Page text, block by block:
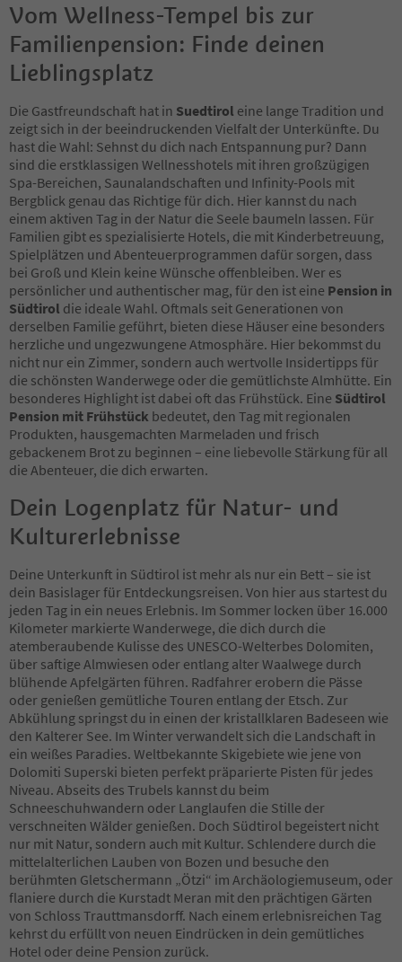
30
31
32
33
34
35
36
37
38
39
40
41
42
43
44
45
46
47
48
49
50
51
52
53
54
55
56
57
58
59
60
61
62
63
64
65
66
67
68
69
70
71
72
73
74
75
76
77
78
79
80
81
82
Vom Wellness-Tempel bis zur
Familienpension: Finde deinen
Lieblingsplatz
Die Gastfreundschaft hat in Suedtirol eine lange Tradition und
zeigt sich in der beeindruckenden Vielfalt der Unterkünfte. Du
hast die Wahl: Sehnst du dich nach Entspannung pur? Dann
sind die erstklassigen Wellnesshotels mit ihren großzügigen
Spa-Bereichen, Saunalandschaften und Infinity-Pools mit
Bergblick genau das Richtige für dich. Hier kannst du nach
einem aktiven Tag in der Natur die Seele baumeln lassen. Für
Familien gibt es spezialisierte Hotels, die mit Kinderbetreuung,
Spielplätzen und Abenteuerprogrammen dafür sorgen, dass
bei Groß und Klein keine Wünsche offenbleiben. Wer es
persönlicher und authentischer mag, für den ist eine Pension in
Südtirol die ideale Wahl. Oftmals seit Generationen von
derselben Familie geführt, bieten diese Häuser eine besonders
herzliche und ungezwungene Atmosphäre. Hier bekommst du
nicht nur ein Zimmer, sondern auch wertvolle Insidertipps für
die schönsten Wanderwege oder die gemütlichste Almhütte. Ein
besonderes Highlight ist dabei oft das Frühstück. Eine Südtirol
Pension mit Frühstück bedeutet, den Tag mit regionalen
Produkten, hausgemachten Marmeladen und frisch
gebackenem Brot zu beginnen – eine liebevolle Stärkung für all
die Abenteuer, die dich erwarten.
Dein Logenplatz für Natur- und
Kulturerlebnisse
Deine Unterkunft in Südtirol ist mehr als nur ein Bett – sie ist
dein Basislager für Entdeckungsreisen. Von hier aus startest du
jeden Tag in ein neues Erlebnis. Im Sommer locken über 16.000
Kilometer markierte Wanderwege, die dich durch die
atemberaubende Kulisse des UNESCO-Welterbes Dolomiten,
über saftige Almwiesen oder entlang alter Waalwege durch
blühende Apfelgärten führen. Radfahrer erobern die Pässe
oder genießen gemütliche Touren entlang der Etsch. Zur
Abkühlung springst du in einen der kristallklaren Badeseen wie
den Kalterer See. Im Winter verwandelt sich die Landschaft in
ein weißes Paradies. Weltbekannte Skigebiete wie jene von
Dolomiti Superski bieten perfekt präparierte Pisten für jedes
Niveau. Abseits des Trubels kannst du beim
Schneeschuhwandern oder Langlaufen die Stille der
verschneiten Wälder genießen. Doch Südtirol begeistert nicht
nur mit Natur, sondern auch mit Kultur. Schlendere durch die
mittelalterlichen Lauben von Bozen und besuche den
berühmten Gletschermann „Ötzi“ im Archäologiemuseum, oder
flaniere durch die Kurstadt Meran mit den prächtigen Gärten
von Schloss Trauttmansdorff. Nach einem erlebnisreichen Tag
kehrst du erfüllt von neuen Eindrücken in dein gemütliches
Hotel oder deine Pension zurück.